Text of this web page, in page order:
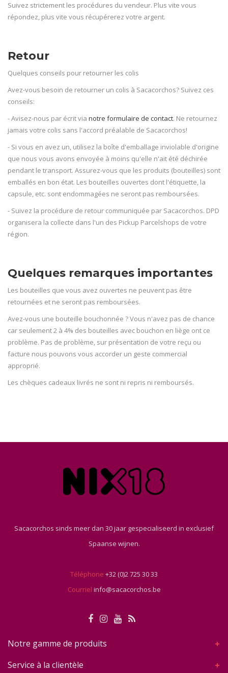
Suivez strictement les procédures du vendeur. Plus vite vous
répondez, plus vite vous récupérerez votre argent.
Retour
Quelques conseils pour retourner les colis
Avez-vous besoin de retourner un colis à Sacacorchos? Suivez ces
conseils:
- Avisez-nous par écrit via notre formulaire de contact. Ne retournez
jamais votre colis sans l'accord préalable de Sacacorchos!
- Si vous en avez un, utilisez la boîte d'emballage inviolable d'origine
que nous vous avons envoyée à moins qu'elle n'ait été déchirée
pendant le transport. Assurez-vous que les produits (bouteilles) sont
emballés en bon état. Les bouteilles ouvertes dont l'étiquette, la
capsule, etc. sont endommagées ne seront pas remboursées.
- Suivez la procédure de retour communiquée par Sacacorchos. DPD
organisera la collecte dans l'un des Pickup Parcelshops de votre
région.
Quelques remarques importantes
Les bouteilles que vous avez ouvertes ne peuvent pas être
retournées et ne seront pas remboursées.
Avez-vous une bouteille bouchonnée ? Vous n'avez pas de chance
car seulement 2 à 4% des bouteilles avec bouchon en liège ont ce
problème. Pas de problème, sur présentation de votre reçu ou
facture nous pouvons vous accorder un geste commercial
approprié.
Les chèques cadeaux livrés ne sont ni repris ni remboursés.
Sacacorchos sinds meer dan 30 jaar gespecialiseerd in exclusief
Spaanse wijnen.
Téléphone +32 (0)2 725 30 33
Courriel info@sacacorchos.be
Notre gamme de produits
Service à la clientèle